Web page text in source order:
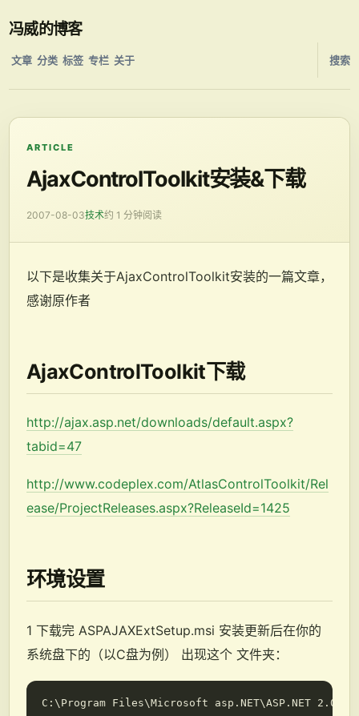
冯威的博客
文章 分类 标签 专栏 关于 搜索
ARTICLE
AjaxControlToolkit安装&下载
2007-08-03技术约 1 分钟阅读
以下是收集关于AjaxControlToolkit安装的一篇文章，
感谢原作者
AjaxControlToolkit下载
http://ajax.asp.net/downloads/default.aspx?
tabid=47
http://www.codeplex.com/AtlasControlToolkit/Rel
ease/ProjectReleases.aspx?ReleaseId=1425
环境设置
1 下载完 ASPAJAXExtSetup.msi 安装更新后在你的
系统盘下的（以C盘为例） 出现这个 文件夹：